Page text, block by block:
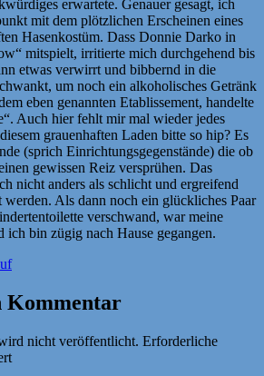
erwartete. Genauer gesagt, ich
mit dem plötzlichen Erscheinen eines
Hasenkostüm. Dass Donnie Darko in
mitspielt, irritierte mich durchgehend bis
etwas verwirrt und bibbernd in die
um noch ein alkoholisches Getränk
eben genannten Etablissement, handelte
Auch hier fehlt mir mal wieder jedes
grauenhaften Laden bitte so hip? Es
(sprich Einrichtungsgegenstände) die ob
gewissen Reiz versprühen. Das
nicht anders als schlicht und ergreifend
Als dann noch ein glückliches Paar
verschwand, war meine
bin zügig nach Hause gegangen.
Kommentar
nicht veröffentlicht. Erforderliche